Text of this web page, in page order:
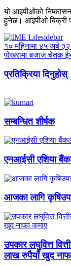
यो आइपीओको
हुनेछ। आइपीओ बिक्री
१० महिनामा ४५ अर्ब
पोखरामा बजाज चेतक
प्रतिक्रिया दिनुहोस्
सम्बन्धित शीर्षक
एनआईसी एशिया
आजका लागि
उपकार लघुवित्त
लाख रुपैयाँ खुद